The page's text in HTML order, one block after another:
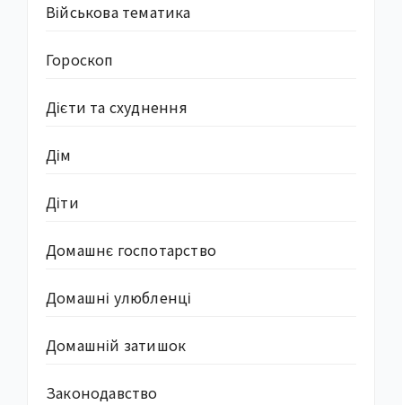
Військова тематика
Гороскоп
Дієти та схуднення
Дім
Діти
Домашнє госпотарство
Домашні улюбленці
Домашній затишок
Законодавство